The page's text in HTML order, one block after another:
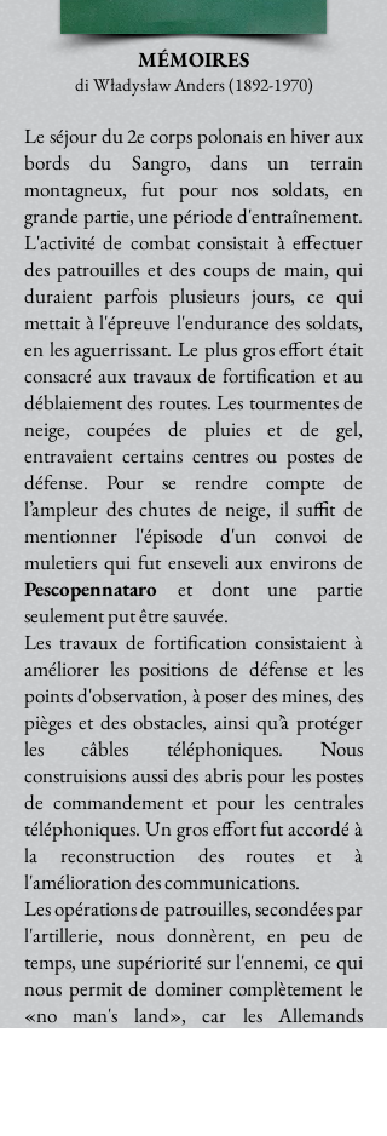
MÉMOIRES
di Władysław Anders(1892-1970)
Le séjour du 2e corps polonais en hiver aux
bords du Sangro, dans un terrain
montagneux, fut pour nos soldats, en
grande partie, une période d'entraînement.
L'activité de combat consistait à effectuer
des patrouilles et des coups de main, qui
duraient parfois plusieurs jours, ce qui
mettait à l'épreuve l'endurance des soldats,
en les aguerrissant. Le plus gros effort était
consacré aux travaux de fortification et au
déblaiement des routes. Les tourmentes de
neige, coupées de pluies et de gel,
entravaient certains centres ou postes de
défense. Pour se rendre compte de
l’ampleur des chutes de neige, il suffit de
mentionner l'épisode d'un convoi de
muletiers qui fut enseveli aux environs de
Pescopennataro et dont une partie
seulement put être sauvée.
Les travaux de fortification consistaient à
améliorer les positions de défense et les
points d'observation, à poser des mines, des
pièges et des obstacles, ainsi qu’à protéger
les câbles téléphoniques. Nous
construisions aussi des abris pour les postes
de commandement et pour les centrales
téléphoniques. Un gros effort fut accordé à
la reconstruction des routes et à
l'amélioration des communications.
Les opérations de patrouilles, secondées par
l'artillerie, nous donnèrent, en peu de
temps, une supériorité sur l'ennemi, ce qui
nous permit de dominer complètement le
«no man's land», car les Allemands